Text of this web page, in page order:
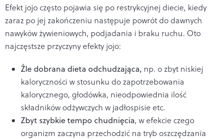
Efekt jojo często pojawia się po restrykcyjnej diecie, kiedy
zaraz po jej zakończeniu następuje powrót do dawnych
nawyków żywieniowych, podjadania i braku ruchu. Oto
najczęstsze przyczyny efekty jojo:
Źle dobrana dieta odchudzająca, np. o zbyt niskiej
kaloryczności w stosunku do zapotrzebowania
kalorycznego, głodówka, nieodpowiednia ilość
składników odżywczych w jadłospisie etc.
Zbyt szybkie tempo chudnięcia, w efekcie czego
organizm zaczyna przechodzić na tryb oszczędzania